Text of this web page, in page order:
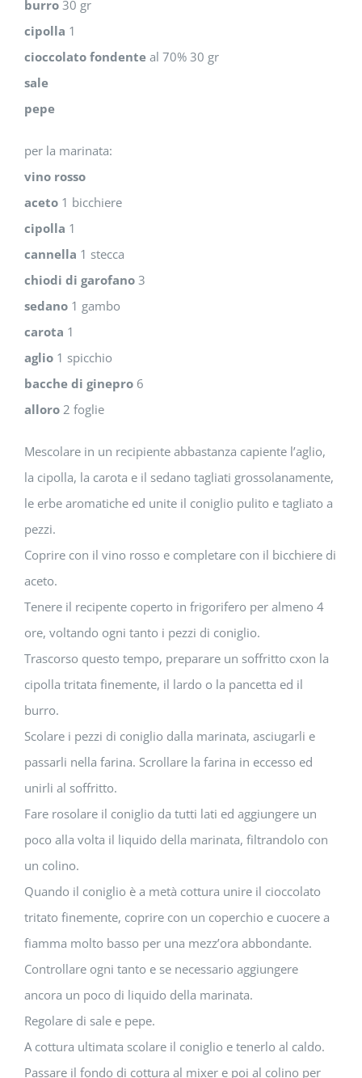
burro 30 gr
cipolla 1
cioccolato fondente al 70% 30 gr
sale
pepe
per la marinata:
vino rosso
aceto 1 bicchiere
cipolla 1
cannella 1 stecca
chiodi di garofano 3
sedano 1 gambo
carota 1
aglio 1 spicchio
bacche di ginepro 6
alloro 2 foglie
Mescolare in un recipiente abbastanza capiente l’aglio,
la cipolla, la carota e il sedano tagliati grossolanamente,
le erbe aromatiche ed unite il coniglio pulito e tagliato a
pezzi.
Coprire con il vino rosso e completare con il bicchiere di
aceto.
Tenere il recipente coperto in frigorifero per almeno 4
ore, voltando ogni tanto i pezzi di coniglio.
Trascorso questo tempo, preparare un soffritto cxon la
cipolla tritata finemente, il lardo o la pancetta ed il
burro.
Scolare i pezzi di coniglio dalla marinata, asciugarli e
passarli nella farina. Scrollare la farina in eccesso ed
unirli al soffritto.
Fare rosolare il coniglio da tutti lati ed aggiungere un
poco alla volta il liquido della marinata, filtrandolo con
un colino.
Quando il coniglio è a metà cottura unire il cioccolato
tritato finemente, coprire con un coperchio e cuocere a
fiamma molto basso per una mezz’ora abbondante.
Controllare ogni tanto e se necessario aggiungere
ancora un poco di liquido della marinata.
Regolare di sale e pepe.
A cottura ultimata scolare il coniglio e tenerlo al caldo.
Passare il fondo di cottura al mixer e poi al colino per